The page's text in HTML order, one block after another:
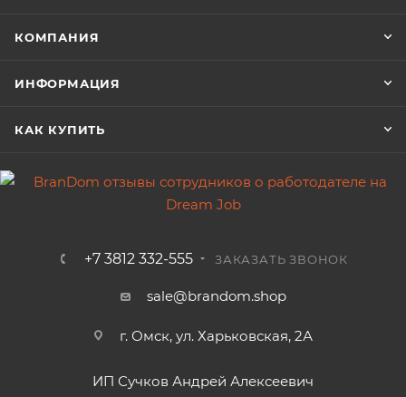
КОМПАНИЯ
ИНФОРМАЦИЯ
КАК КУПИТЬ
+7 3812 332-555 ЗАКАЗАТЬ ЗВОНОК
sale@brandom.shop
г. Омск, ул. Харьковская, 2А
ИП Сучков Андрей Алексеевич